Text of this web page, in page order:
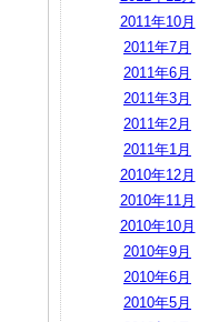
2011年10月
2011年7月
2011年6月
2011年3月
2011年2月
2011年1月
2010年12月
2010年11月
2010年10月
2010年9月
2010年6月
2010年5月